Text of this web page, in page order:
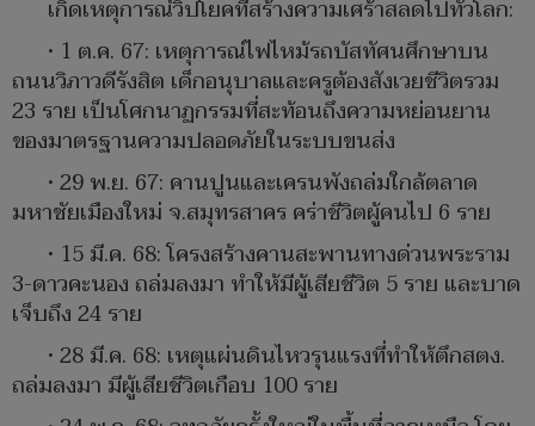
เกิดเหตุการณ์วิปโยคที่สร้างความเศร้าสลดไปทั่วโลก:
• 1 ต.ค. 67: เหตุการณ์ไฟไหม้รถบัสทัศนศึกษาบน
ถนนวิภาวดีรังสิต เด็กอนุบาลและครูต้องสังเวยชีวิตรวม
23 ราย เป็นโศกนาฏกรรมที่สะท้อนถึงความหย่อนยาน
ของมาตรฐานความปลอดภัยในระบบขนส่ง
• 29 พ.ย. 67: คานปูนและเครนพังถล่มใกล้ตลาด
มหาชัยเมืองใหม่ จ.สมุทรสาคร คร่าชีวิตผู้คนไป 6 ราย
• 15 มี.ค. 68: โครงสร้างคานสะพานทางด่วนพระราม
3-ดาวคะนอง ถล่มลงมา ทำให้มีผู้เสียชีวิต 5 ราย และบาด
เจ็บถึง 24 ราย
• 28 มี.ค. 68: เหตุแผ่นดินไหวรุนแรงที่ทำให้ตึกสตง.
ถล่มลงมา มีผู้เสียชีวิตเกือบ 100 ราย